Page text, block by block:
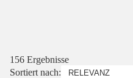
156 Ergebnisse
Sortiert nach: